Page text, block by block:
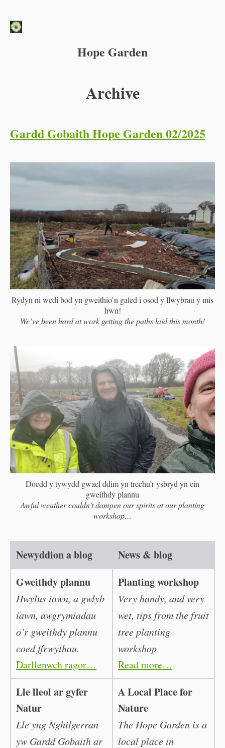
Hope Garden
Archive
Gardd Gobaith Hope Garden 02/2025
Rydyn ni wedi bod yn gweithio’n galed i osod y llwybrau y mis
hwn!
We’ve been hard at work getting the paths laid this month!
Doedd y tywydd gwael ddim yn trechu’r ysbryd yn ein
gweithdy plannu
Awful weather couldn’t dampen our spirits at our planting
workshop…
Newyddion a blog
News & blog
Gweithdy plannu
Hwylus iawn, a gwlyb
iawn, awgrymiadau
o’r gweithdy plannu
coed ffrwythau.
Darllenwch ragor…
Planting workshop
Very handy, and very
wet, tips from the fruit
tree planting
workshop
Read more…
Lle lleol ar gyfer
Natur
Lle yng Nghilgerran
yw Gardd Gobaith ar
A Local Place for
Nature
The Hope Garden is a
local place in